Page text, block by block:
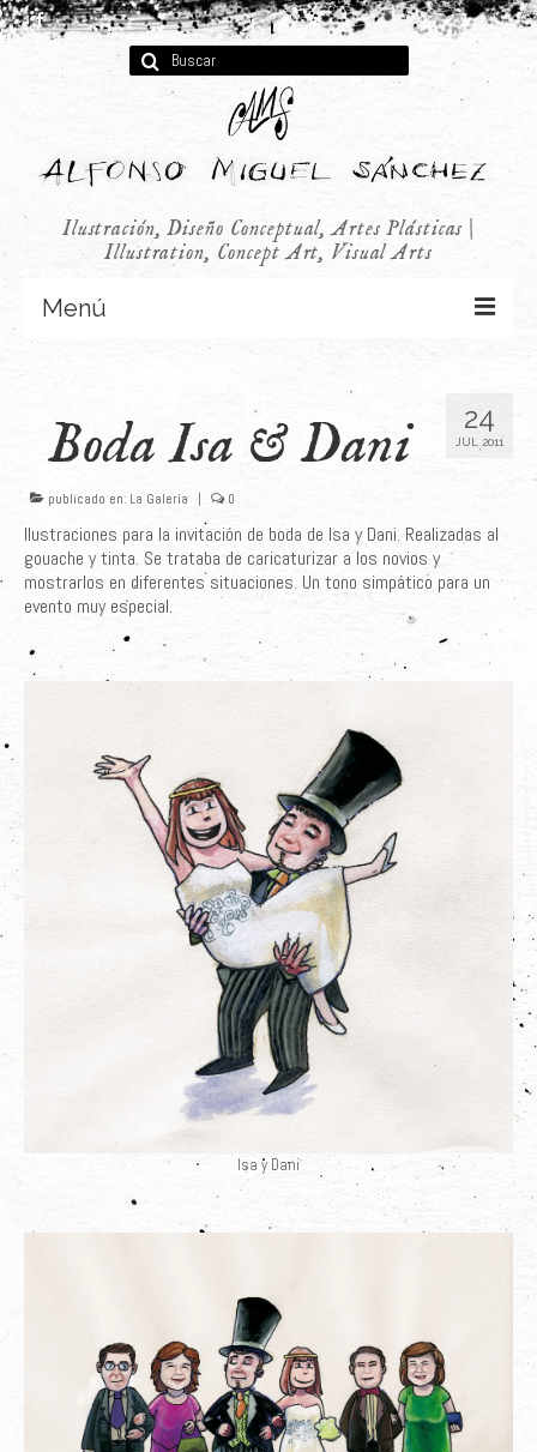
Buscar
por:
Ilustración, Diseño Conceptual, Artes Plásticas |
Illustration, Concept Art, Visual Arts
Menú
Infantil
Últimos Proyectos
Sobre el Autor
Clientes
24
JUL 2011
Boda Isa & Dani
publicado en: La Galería | 0
Ilustraciones para la invitación de boda de Isa y Dani. Realizadas al
gouache y tinta. Se trataba de caricaturizar a los novios y
mostrarlos en diferentes situaciones. Un tono simpático para un
evento muy especial.
Isa y Dani